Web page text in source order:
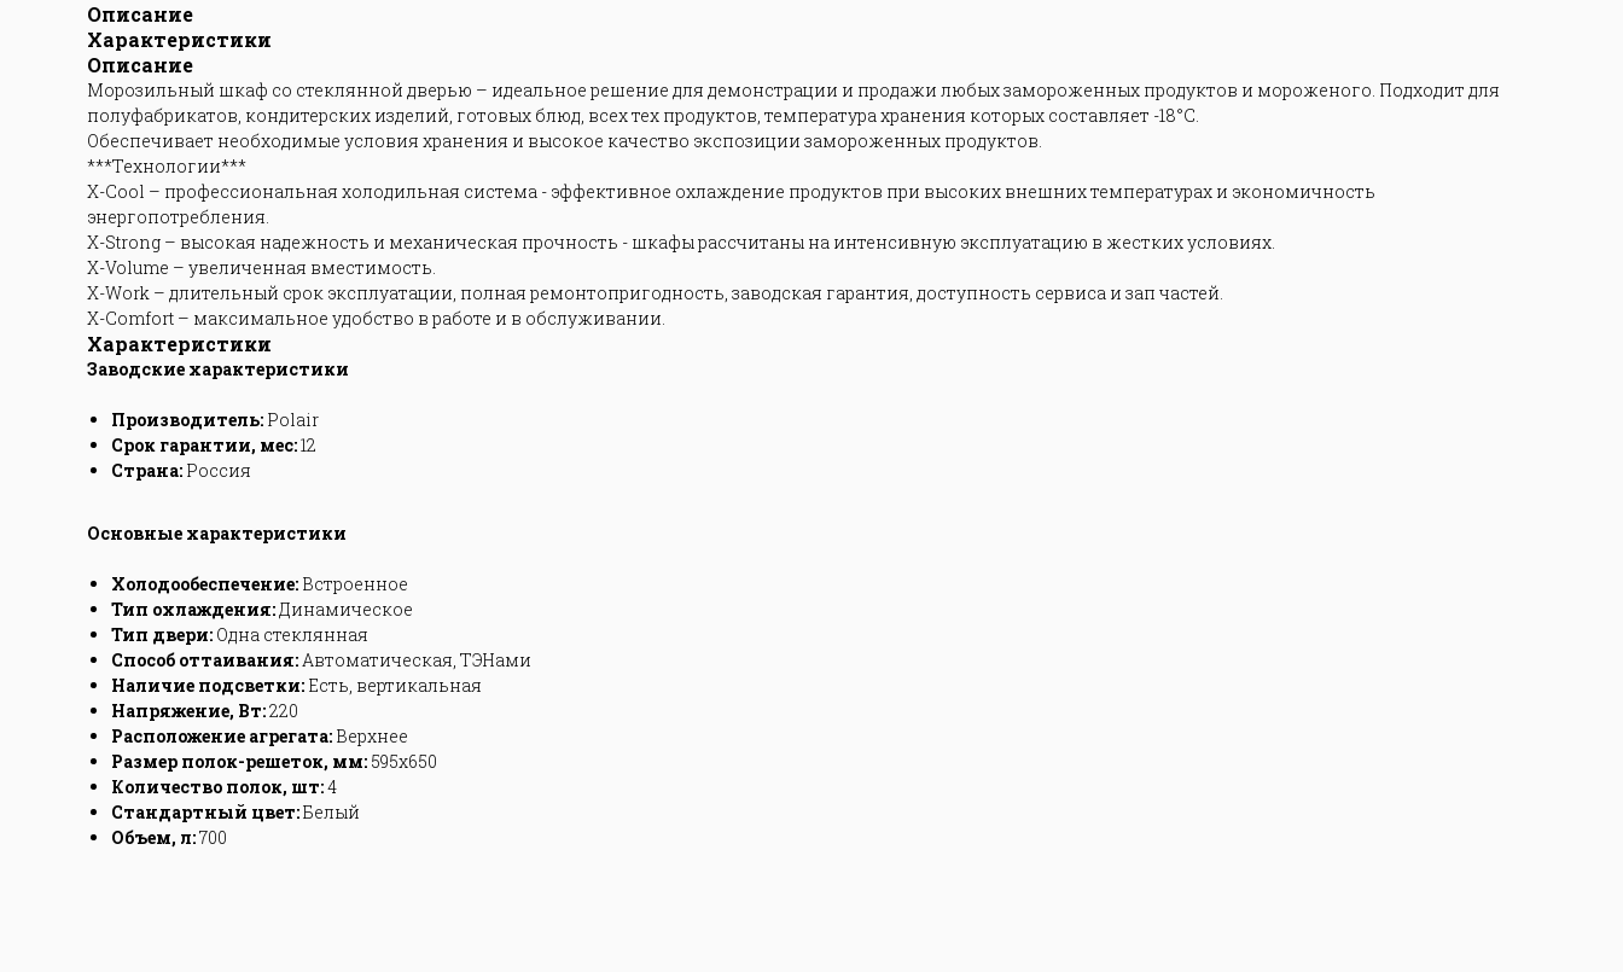
Описание
Характеристики
Описание
Морозильный шкаф со стеклянной дверью – идеальное решение для демонстрации и продажи любых замороженных продуктов и мороженого. Подходит для
полуфабрикатов, кондитерских изделий, готовых блюд, всех тех продуктов, температура хранения которых составляет -18°С.
Обеспечивает необходимые условия хранения и высокое качество экспозиции замороженных продуктов.
***Технологии***
X-Cool – профессиональная холодильная система - эффективное охлаждение продуктов при высоких внешних температурах и экономичность
энергопотребления.
X-Strong – высокая надежность и механическая прочность - шкафы рассчитаны на интенсивную эксплуатацию в жестких условиях.
X-Volume – увеличенная вместимость.
X-Work – длительный срок эксплуатации, полная ремонтопригодность, заводская гарантия, доступность сервиса и зап частей.
X-Comfort – максимальное удобство в работе и в обслуживании.
Характеристики
Заводские характеристики
Производитель: Polair
Срок гарантии, мес:12
Страна: Россия
Основные характеристики
Холодообеспечение: Встроенное
Тип охлаждения:Динамическое
Тип двери: Одна стеклянная
Способ оттаивания:Автоматическая, ТЭНами
Наличие подсветки: Есть, вертикальная
Напряжение, Вт:220
Расположение агрегата: Верхнее
Размер полок-решеток, мм: 595х650
Количество полок, шт:4
Стандартный цвет:Белый
Объем, л:700